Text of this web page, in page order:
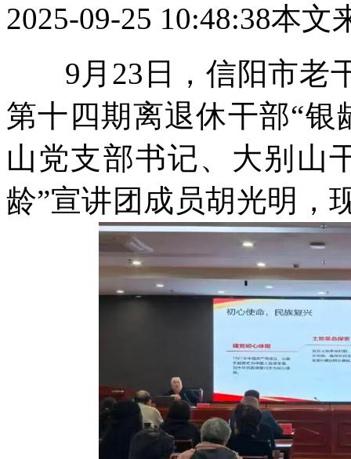
2025-09-25 10:48:38本文
9月23日，信阳市老干
第十四期离退休干部“
山党支部书记、大别山
龄”宣讲团成员胡光明，